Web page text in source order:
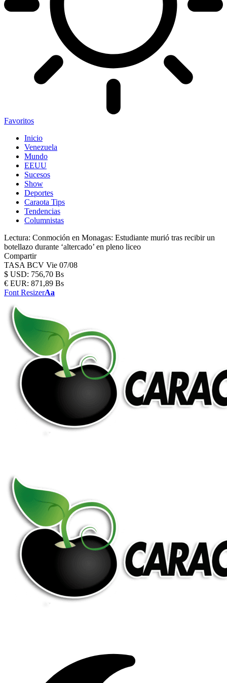
Favoritos
Inicio
Venezuela
Mundo
EEUU
Sucesos
Show
Deportes
Caraota Tips
Tendencias
Columnistas
Lectura: Conmoción en Monagas: Estudiante murió tras recibir un
botellazo durante ‘altercado’ en pleno liceo
Compartir
TASA BCV Vie 07/08
$ USD: 756,70 Bs
€ EUR: 871,89 Bs
Font ResizerAa